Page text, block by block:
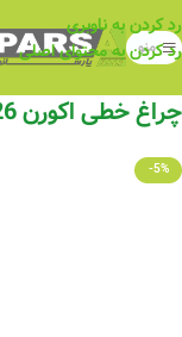
رد کردن به ناوبری
رد کردن به محتوای اصلی
منو
چراغ خطی اکورن 26 وات پارس شعاع
-5%